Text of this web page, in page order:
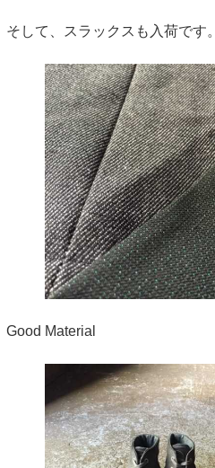
そして、スラックスも入荷です。
Good Material